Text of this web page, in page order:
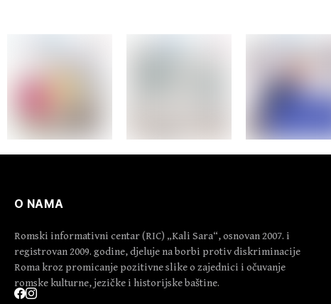
O NAMA
Romski informativni centar (RIC) „Kali Sara“, osnovan 2007. i
registrovan 2009. godine, djeluje na borbi protiv diskriminacije
Roma kroz promicanje pozitivne slike o zajednici i očuvanje
romske kulturne, jezičke i historijske baštine.